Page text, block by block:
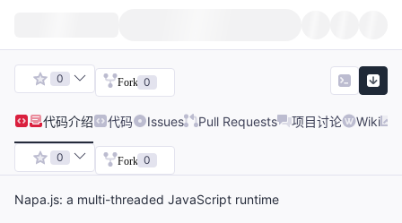
0 Fork 0
代码介绍 代码 Issues Pull Requests 项目讨论 Wiki
0 Fork 0
Napa.js: a multi-threaded JavaScript runtime